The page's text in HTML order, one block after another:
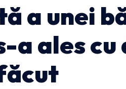
a unei
a ales